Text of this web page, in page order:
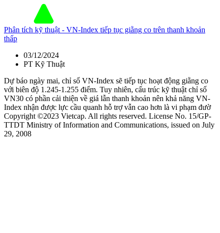
Phân tích kỹ thuật - VN-Index tiếp tục giằng co trên thanh khoản
thấp
03/12/2024
PT Kỹ Thuật
Dự báo ngày mai, chỉ số VN-Index sẽ tiếp tục hoạt động giằng co
với biên độ 1.245-1.255 điểm. Tuy nhiên, cấu trúc kỹ thuật chỉ số
VN30 có phần cải thiện về giá lẫn thanh khoản nên khả năng VN-
Index nhận được lực cầu quanh hỗ trợ vẫn cao hơn là vi phạm đườ
Copyright ©2023 Vietcap. All rights reserved. License No. 15/GP-
TTDT Ministry of Information and Communications, issued on July
29, 2008